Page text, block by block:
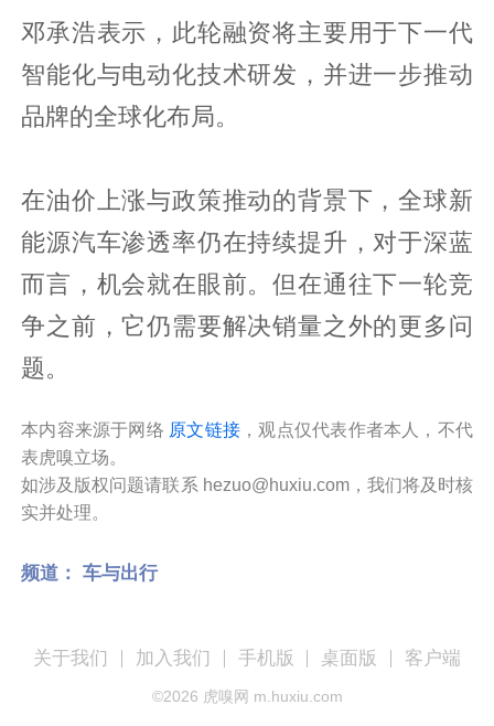
邓承浩表示，此轮融资将主要用于下一代
智能化与电动化技术研发，并进一步推动
品牌的全球化布局。
在油价上涨与政策推动的背景下，全球新
能源汽车渗透率仍在持续提升，对于深蓝
而言，机会就在眼前。但在通往下一轮竞
争之前，它仍需要解决销量之外的更多问
题。
本内容来源于网络 原文链接 ，观点仅代表作者本人，不代
表虎嗅立场。
如涉及版权问题请联系 hezuo@huxiu.com，我们将及时核
实并处理。
频道： 车与出行
关于我们 加入我们 手机版 桌面版 客户端
©2026 虎嗅网 m.huxiu.com